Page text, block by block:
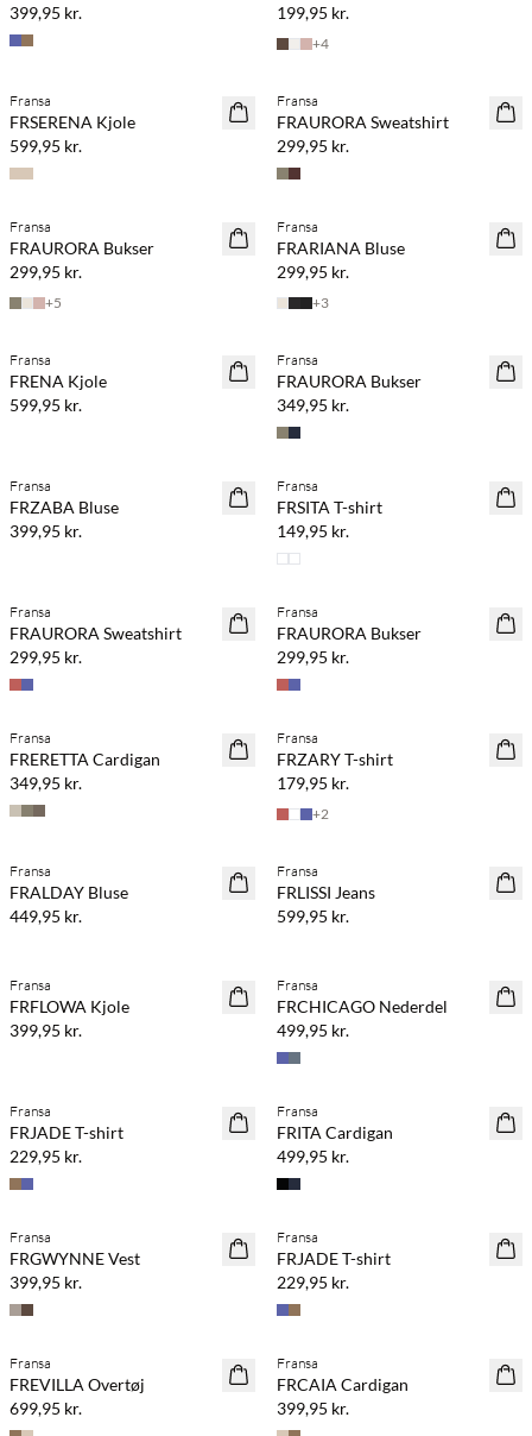
399,95 kr.
199,95 kr.
+4
NYHED
Fransa
FRSERENA Kjole
599,95 kr.
NYHED
Fransa
FRAURORA Sweatshirt
299,95 kr.
NYHED
Fransa
FRAURORA Bukser
299,95 kr.
+5
NYHED
Køb min. 2 & spar 20%
Fransa
FRARIANA Bluse
299,95 kr.
+3
NYHED
Fransa
FRENA Kjole
599,95 kr.
NYHED
Fransa
FRAURORA Bukser
349,95 kr.
NYHED
Fransa
FRZABA Bluse
399,95 kr.
NYHED
Køb min. 2 & spar 20%
Fransa
FRSITA T-shirt
149,95 kr.
NYHED
Fransa
FRAURORA Sweatshirt
299,95 kr.
NYHED
Køb min. 2 & spar 20%
Fransa
FRAURORA Bukser
299,95 kr.
NYHED
Fransa
FRERETTA Cardigan
349,95 kr.
NYHED
Køb min. 2 & spar 20%
Fransa
FRZARY T-shirt
179,95 kr.
+2
NYHED
Fransa
FRALDAY Bluse
449,95 kr.
NYHED
Fransa
FRLISSI Jeans
599,95 kr.
NYHED
Fransa
FRFLOWA Kjole
399,95 kr.
NYHED
Fransa
FRCHICAGO Nederdel
499,95 kr.
NYHED
Fransa
FRJADE T-shirt
229,95 kr.
NYHED
Køb min. 2 & spar 20%
Fransa
FRITA Cardigan
499,95 kr.
NYHED
Fransa
FRGWYNNE Vest
399,95 kr.
NYHED
Fransa
FRJADE T-shirt
229,95 kr.
NYHED
Fransa
FREVILLA Overtøj
699,95 kr.
NYHED
Køb min. 2 & spar 20%
Fransa
FRCAIA Cardigan
399,95 kr.